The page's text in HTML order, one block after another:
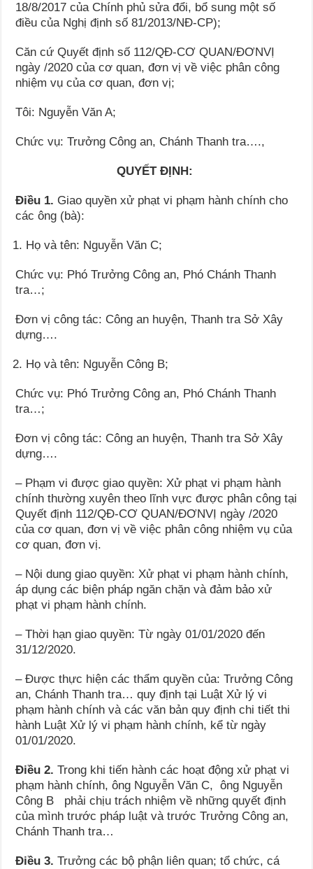
18/8/2017 của Chính phủ sửa đổi, bổ sung một số
điều của Nghị định số 81/2013/NĐ-CP);
Căn cứ Quyết định số 112/QĐ-CƠ QUAN/ĐƠNVỊ
ngày /2020 của cơ quan, đơn vị về việc phân công
nhiệm vụ của cơ quan, đơn vị;
Tôi: Nguyễn Văn A;
Chức vụ: Trưởng Công an, Chánh Thanh tra….,
QUYẾT ĐỊNH:
Điều 1. Giao quyền xử phạt vi phạm hành chính cho
các ông (bà):
Họ và tên: Nguyễn Văn C;
Chức vụ: Phó Trưởng Công an, Phó Chánh Thanh
tra…;
Đơn vị công tác: Công an huyện, Thanh tra Sở Xây
dựng….
Họ và tên: Nguyễn Công B;
Chức vụ: Phó Trưởng Công an, Phó Chánh Thanh
tra…;
Đơn vị công tác: Công an huyện, Thanh tra Sở Xây
dựng….
– Phạm vi được giao quyền: Xử phạt vi phạm hành
chính thường xuyên theo lĩnh vực được phân công tại
Quyết định 112/QĐ-CƠ QUAN/ĐƠNVỊ ngày /2020
của cơ quan, đơn vị về việc phân công nhiệm vụ của
cơ quan, đơn vị.
– Nội dung giao quyền: Xử phạt vi phạm hành chính,
áp dụng các biện pháp ngăn chặn và đảm bảo xử
phạt vi phạm hành chính.
– Thời hạn giao quyền: Từ ngày 01/01/2020 đến
31/12/2020.
– Được thực hiện các thẩm quyền của: Trưởng Công
an, Chánh Thanh tra… quy định tại Luật Xử lý vi
phạm hành chính và các văn bản quy định chi tiết thi
hành Luật Xử lý vi phạm hành chính, kể từ ngày
01/01/2020.
Điều 2. Trong khi tiến hành các hoạt động xử phạt vi
phạm hành chính, ông Nguyễn Văn C, ông Nguyễn
Công B phải chịu trách nhiệm về những quyết định
của mình trước pháp luật và trước Trưởng Công an,
Chánh Thanh tra…
Điều 3. Trưởng các bộ phận liên quan; tổ chức, cá